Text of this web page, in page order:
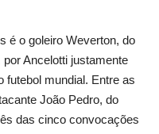
é o goleiro Weverton, do
Ancelotti justamente
futebol mundial. Entre as
João Pedro, do
das cinco convocações